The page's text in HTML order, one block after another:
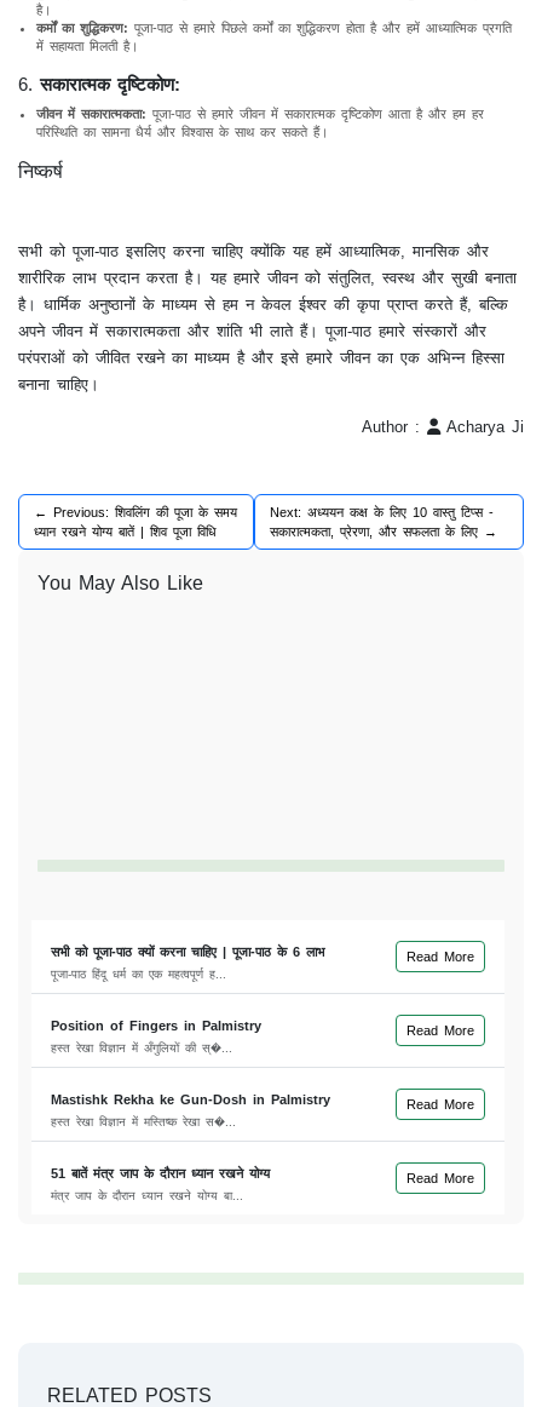
है।
कर्मों का शुद्धिकरण: पूजा-पाठ से हमारे पिछले कर्मों का शुद्धिकरण होता है और हमें आध्यात्मिक प्रगति
में सहायता मिलती है।
6.सकारात्मक दृष्टिकोण:
जीवन में सकारात्मकता: पूजा-पाठ से हमारे जीवन में सकारात्मक दृष्टिकोण आता है और हम हर
परिस्थिति का सामना धैर्य और विश्वास के साथ कर सकते हैं।
निष्कर्ष
सभी को पूजा-पाठ इसलिए करना चाहिए क्योंकि यह हमें आध्यात्मिक, मानसिक और
शारीरिक लाभ प्रदान करता है। यह हमारे जीवन को संतुलित, स्वस्थ और सुखी बनाता
है। धार्मिक अनुष्ठानों के माध्यम से हम न केवल ईश्वर की कृपा प्राप्त करते हैं, बल्कि
अपने जीवन में सकारात्मकता और शांति भी लाते हैं। पूजा-पाठ हमारे संस्कारों और
परंपराओं को जीवित रखने का माध्यम है और इसे हमारे जीवन का एक अभिन्न हिस्सा
बनाना चाहिए।
Author : Acharya Ji
← Previous: शिवलिंग की पूजा के समय
ध्यान रखने योग्य बातें | शिव पूजा विधि
Next: अध्ययन कक्ष के लिए 10 वास्तु टिप्स -
सकारात्मकता, प्रेरणा, और सफलता के लिए →
You May Also Like
सभी को पूजा-पाठ क्यों करना चाहिए | पूजा-पाठ के 6 लाभ
पूजा-पाठ हिंदू धर्म का एक महत्वपूर्ण ह...
Read More
Position of Fingers in Palmistry
हस्त रेखा विज्ञान में अँगुलियों की स्�...
Read More
Mastishk Rekha ke Gun-Dosh in Palmistry
हस्त रेखा विज्ञान में मस्तिष्क रेखा स�...
Read More
51 बातें मंत्र जाप के दौरान ध्यान रखने योग्य
मंत्र जाप के दौरान ध्यान रखने योग्य बा...
Read More
RELATED POSTS